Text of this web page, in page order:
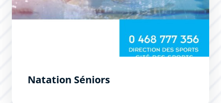
Natation Séniors